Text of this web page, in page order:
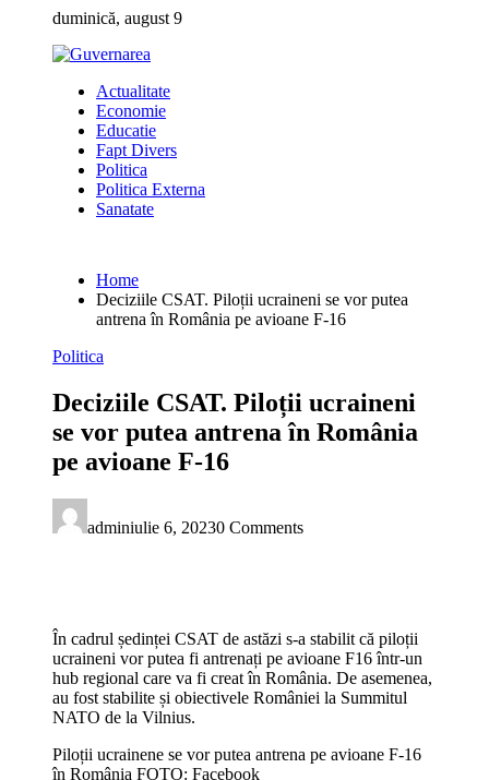
content
duminică, august 9
Actualitate
Economie
Educatie
Fapt Divers
Politica
Politica Externa
Sanatate
Home
Deciziile CSAT. Piloții ucraineni se vor putea
antrena în România pe avioane F-16
Politica
Deciziile CSAT. Piloții ucraineni
se vor putea antrena în România
pe avioane F-16
adminiulie 6, 20230 Comments
În cadrul ședinței CSAT de astăzi s-a stabilit că piloții
ucraineni vor putea fi antrenați pe avioane F16 într-un
hub regional care va fi creat în România. De asemenea,
au fost stabilite și obiectivele României la Summitul
NATO de la Vilnius.
Piloții ucrainene se vor putea antrena pe avioane F-16
în România FOTO: Facebook